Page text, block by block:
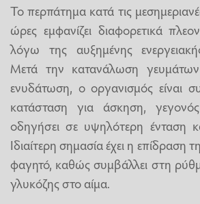
Το περπάτημα κατά τις
ώρες εμφανίζει διαφορετικά
λόγω της αυξημένης
Μετά την κατανάλωση
ενυδάτωση, ο οργανισμός είναι
κατάσταση για άσκηση,
οδηγήσει σε υψηλότερη ένταση
Ιδιαίτερη σημασία έχει η επίδραση
φαγητό, καθώς συμβάλλει στη
γλυκόζης στο αίμα.